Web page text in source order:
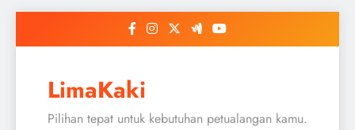
LimaKaki
Pilihan tepat untuk kebutuhan petualangan kamu.